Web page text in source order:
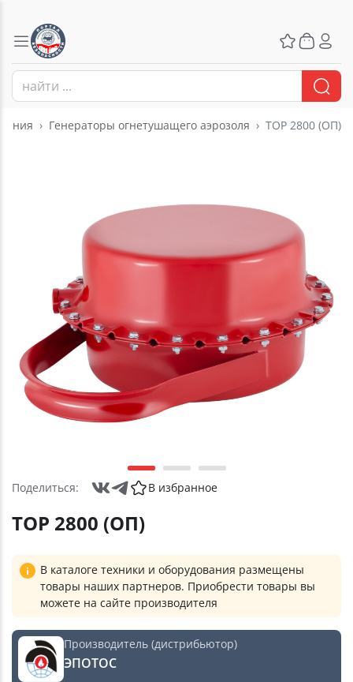
Генераторы огнетушащего аэрозоля ТОР 2800 (ОП)
Поделиться: В избранное
ТОР 2800 (ОП)
В каталоге техники и оборудования размещены
товары наших партнеров. Приобрести товары вы
можете на сайте производителя
Производитель (дистрибьютор)
ЭПОТОС